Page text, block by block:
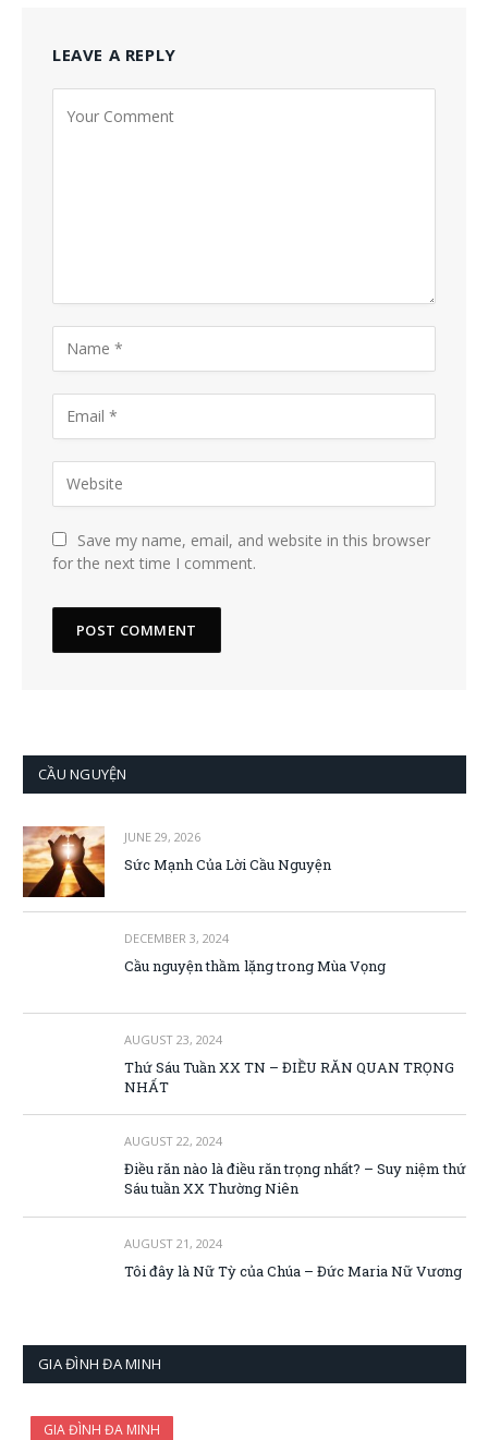
LEAVE A REPLY
Save my name, email, and website in this browser
for the next time I comment.
CẦU NGUYỆN
JUNE 29, 2026
Sức Mạnh Của Lời Cầu Nguyện
DECEMBER 3, 2024
Cầu nguyện thầm lặng trong Mùa Vọng
AUGUST 23, 2024
Thứ Sáu Tuần XX TN – ĐIỀU RĂN QUAN TRỌNG
NHẤT
AUGUST 22, 2024
Điều răn nào là điều răn trọng nhất? – Suy niệm thứ
Sáu tuần XX Thường Niên
AUGUST 21, 2024
Tôi đây là Nữ Tỳ của Chúa – Đức Maria Nữ Vương
GIA ĐÌNH ĐA MINH
GIA ĐÌNH ĐA MINH